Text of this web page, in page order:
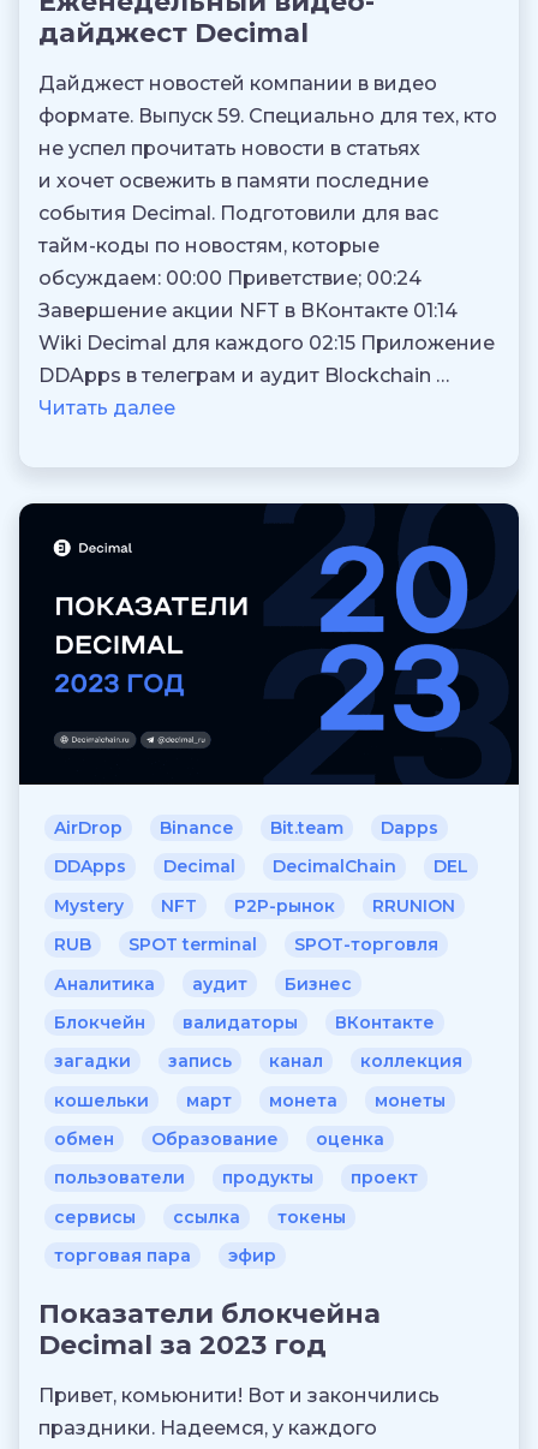
дайджест Decimal
Дайджест новостей компании в видео
формате. Выпуск 59. Специально для тех, кто
не успел прочитать новости в статьях
и хочет освежить в памяти последние
события Decimal. Подготовили для вас
тайм-коды по новостям, которые
обсуждаем: 00:00 Приветствие; 00:24
Завершение акции NFT в ВКонтакте 01:14
Wiki Decimal для каждого 02:15 Приложение
DDApps в телеграм и аудит Blockchain …
Читать далее
AirDrop Binance Bit.team
Dapps
DDApps
Decimal DecimalChain
DEL
Mystery
NFT P2P-рынок
RRUNION
RUB
SPOT terminal
SPOT-торговля
Аналитика
аудит
Бизнес
Блокчейн
валидаторы
ВКонтакте
загадки
запись канал
коллекция
кошельки
март монета
монеты
обмен
Образование
оценка
пользователи
продукты
проект
сервисы
ссылка
токены
торговая пара
эфир
Показатели блокчейна
Decimal за 2023 год
Привет, комьюнити! Вот и закончились
праздники. Надеемся, у каждого